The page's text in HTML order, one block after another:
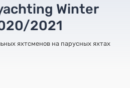
Winter
2021
яхтсменов на парусных яхтах